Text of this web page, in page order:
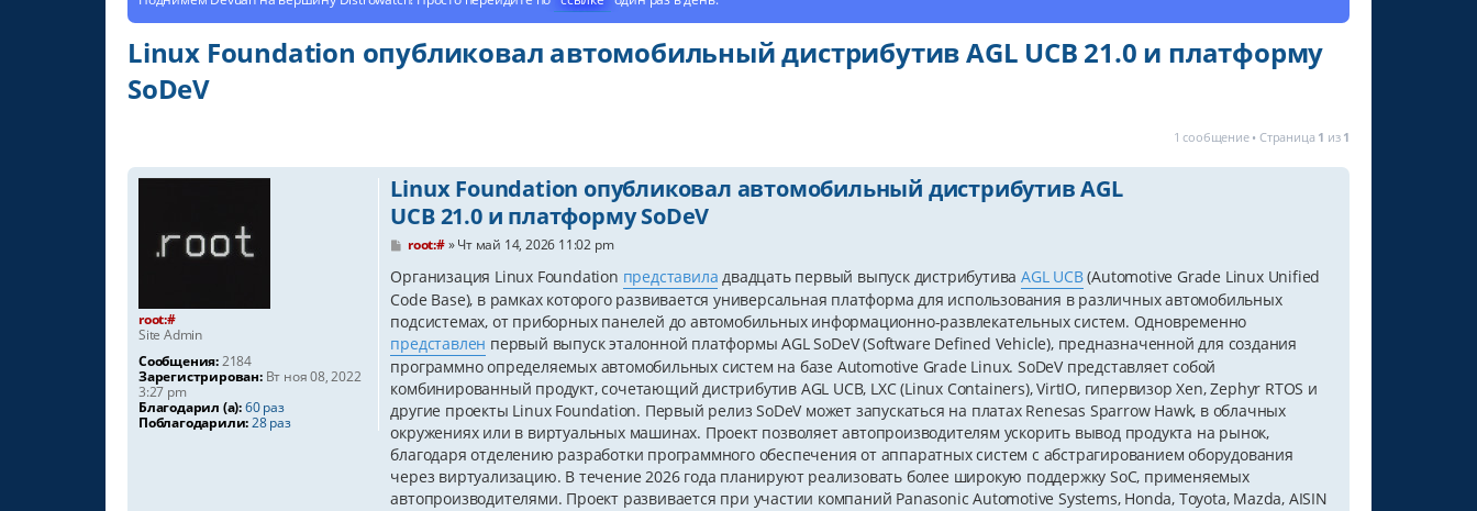
Linux Foundation опубликовал автомобильный дистрибутив AGL UCB 21.0 и платформу
SoDeV
1 сообщение • Страница 1 из 1
root:#
Site Admin
Сообщения:2184
Зарегистрирован:Вт ноя 08, 2022
3:27 pm
Благодарил (а):60 раз
Поблагодарили:28 раз
Linux Foundation опубликовал автомобильный дистрибутив AGL
UCB 21.0 и платформу SoDeV
С
о
б
щ
е
н
и
е
root:#»Чт май 14, 2026 11:02 pm
Организация Linux Foundation представила двадцать первый выпуск дистрибутива AGL UCB(Automotive Grade Linux Unified
Code Base), в рамках которого развивается универсальная платформа для использования в различных автомобильных
подсистемах, от приборных панелей до автомобильных информационно-развлекательных систем. Одновременно
представлен первый выпуск эталонной платформы AGL SoDeV (Software Defined Vehicle), предназначенной для создания
программно определяемых автомобильных систем на базе Automotive Grade Linux. SoDeV представляет собой
комбинированный продукт, сочетающий дистрибутив AGL UCB, LXC (Linux Containers), VirtIO, гипервизор Xen, Zephyr RTOS и
другие проекты Linux Foundation. Первый релиз SoDeV может запускаться на платах Renesas Sparrow Hawk, в облачных
окружениях или в виртуальных машинах. Проект позволяет автопроизводителям ускорить вывод продукта на рынок,
благодаря отделению разработки программного обеспечения от аппаратных систем с абстрагированием оборудования
через виртуализацию. В течение 2026 года планируют реализовать более широкую поддержку SoC, применяемых
автопроизводителями. Проект развивается при участии компаний Panasonic Automotive Systems, Honda, Toyota, Mazda, AISIN